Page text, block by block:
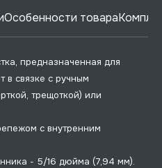
Особенности товара
предназначенная для
в связке с ручным
трещоткой) или
с внутренним
- 5/16 дюйма (7,94 мм).